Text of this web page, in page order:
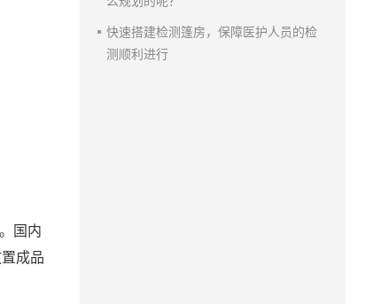
国内
成品
快速搭建检测篷房，保障医护人员的检
测顺利进行